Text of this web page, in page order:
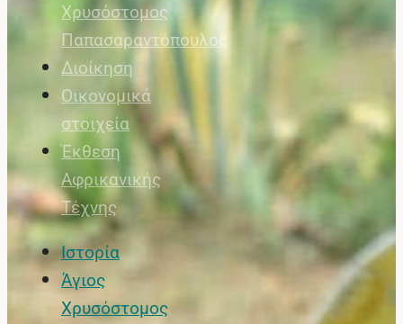
Χρυσόστομος
Παπασαραντόπουλος
Διοίκηση
Οικονομικά
στοιχεία
Έκθεση
Αφρικανικής
Τέχνης
Ιστορία
Άγιος
Χρυσόστομος